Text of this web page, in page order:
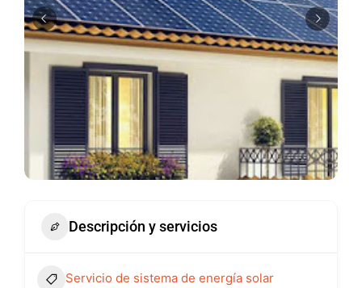
Descripción y servicios
Servicio de sistema de energía solar